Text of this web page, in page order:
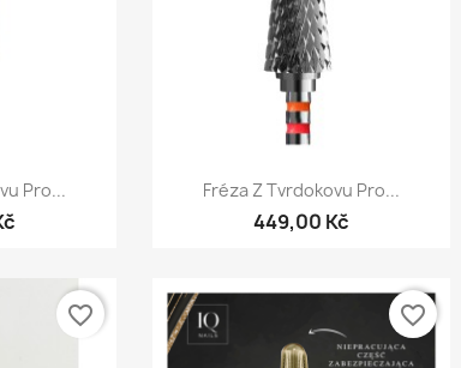
Pro... Rychlý náhled
Fréza Z Tvrdokovu Pro...
449,00 Kč
favorite_border favorite_border